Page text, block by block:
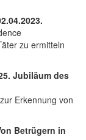
zu ermitteln
Jubiläum des
Erkennung von
Betrügern in